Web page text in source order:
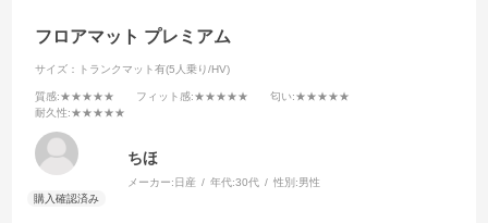
フロアマット プレミアム
サイズ：トランクマット有(5人乗り/HV)
質感:★★★★★ フィット感:★★★★★ 匂い:★★★★★
耐久性:★★★★★
ちほ
メーカー: 日産 年代:30代 性別:男性